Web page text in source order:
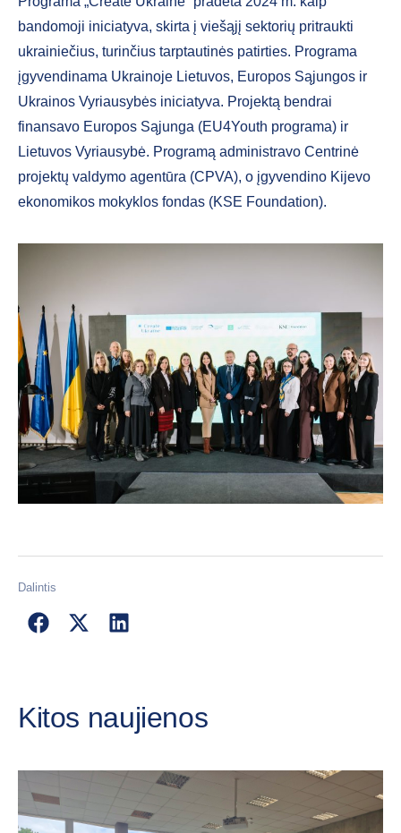
bandomoji iniciatyva, skirta į viešąjį sektorių pritraukti
ukrainiečius, turinčius tarptautinės patirties. Programa
įgyvendinama Ukrainoje Lietuvos, Europos Sąjungos ir
Ukrainos Vyriausybės iniciatyva. Projektą bendrai
finansavo Europos Sąjunga (EU4Youth programa) ir
Lietuvos Vyriausybė. Programą administravo Centrinė
projektų valdymo agentūra (CPVA), o įgyvendino Kijevo
ekonomikos mokyklos fondas (KSE Foundation).
Dalintis
Kitos naujienos